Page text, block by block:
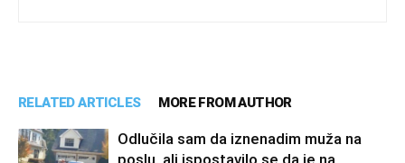
RELATED ARTICLES MORE FROM AUTHOR
Odlučila sam da iznenadim muža na